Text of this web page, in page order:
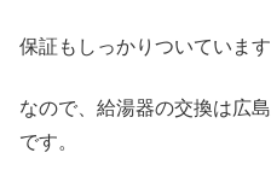
保証もしっかりついています
なので、給湯器の交換は広
です。